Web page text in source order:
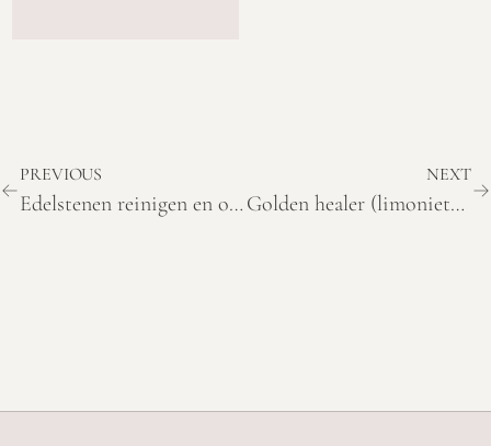
PREVIOUS
Edelstenen reinigen en opladen per steen: dit doe je wel en niet
NEXT
Golden healer (limonietkwarts) werking, betekenis en eigenschappen